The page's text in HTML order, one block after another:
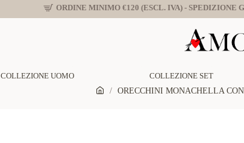
ORDINE MINIMO €120 (ESCL. IVA) - SPEDIZIONE
COLLEZIONE UOMO COLLEZIONE SET
ORECCHINI MONACHELLA